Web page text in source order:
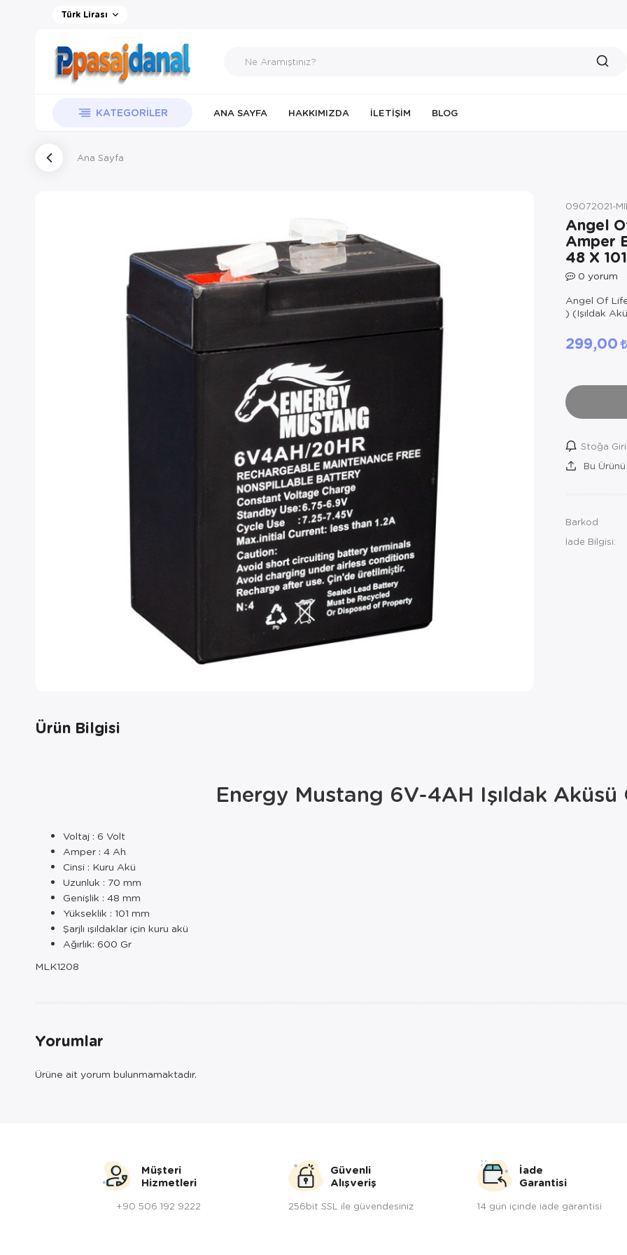
Türk Lirası
KATEGORILER ANA SAYFA HAKKIMIZDA İLETIŞIM BLOG
Ana Sayfa
09072021-
Angel
Amper
48 X
0 yorum
Angel Of
) (Işıldak
299,00
Stoğa
Bu
Barkod
İade Bilgisi:
Ürün Bilgisi
Energy Mustang 6V-4AH Işıldak Aküsü
Voltaj : 6 Volt
Amper : 4 Ah
Cinsi : Kuru Akü
Uzunluk : 70 mm
Genişlik : 48 mm
Yükseklik : 101 mm
Şarjlı ışıldaklar için kuru akü
Ağırlık: 600 Gr
MLK1208
Yorumlar
Ürüne ait yorum bulunmamaktadır.
Müşteri
Hizmetleri
+90 506 192 9222
Güvenli
Alışveriş
256bit SSL ile güvendesiniz
İade
Garantisi
14 gün içinde iade garantisi